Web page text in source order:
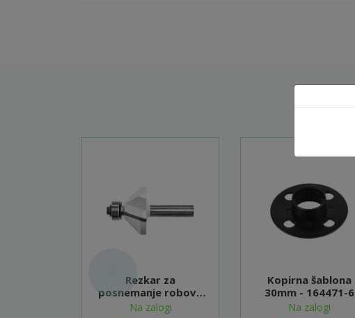
Rezkar za
posnemanje robov /
ležaj - D-48692
Na zalogi
Kopirna šablona
30mm - 164471-6
Na zalogi